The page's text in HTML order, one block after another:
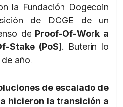
la Fundación Dogecoin
de DOGE de un
de Proof-Of-Work a
Stake (PoS). Buterin lo
año.
de escalado de
hicieron la transición a